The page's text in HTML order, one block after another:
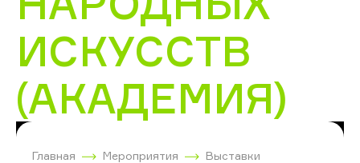
ИСКУССТВ
(АКАДЕМИЯ)
Главная Мероприятия Выставки